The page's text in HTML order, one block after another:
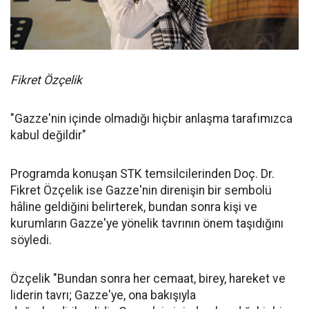
Fikret Özçelik
"Gazze'nin içinde olmadığı hiçbir anlaşma tarafımızca
kabul değildir"
Programda konuşan STK temsilcilerinden Doç. Dr.
Fikret Özçelik ise Gazze'nin direnişin bir sembolü
hâline geldiğini belirterek, bundan sonra kişi ve
kurumların Gazze'ye yönelik tavrının önem taşıdığını
söyledi.
Özçelik "Bundan sonra her cemaat, birey, hareket ve
liderin tavrı; Gazze'ye, ona bakışıyla